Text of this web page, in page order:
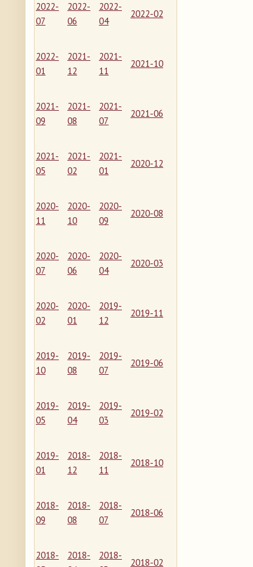
2022-
07
2022-
06
2022-
04
2022-02
2022-
01
2021-
12
2021-
11
2021-10
2021-
09
2021-
08
2021-
07
2021-06
2021-
05
2021-
02
2021-
01
2020-12
2020-
11
2020-
10
2020-
09
2020-08
2020-
07
2020-
06
2020-
04
2020-03
2020-
02
2020-
01
2019-
12
2019-11
2019-
10
2019-
08
2019-
07
2019-06
2019-
05
2019-
04
2019-
03
2019-02
2019-
01
2018-
12
2018-
11
2018-10
2018-
09
2018-
08
2018-
07
2018-06
2018-
2018-
2018-
2018-02